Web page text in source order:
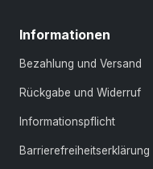
Informationen
Bezahlung und Versand
Rückgabe und Widerruf
Informationspflicht
Barrierefreiheitserklärung